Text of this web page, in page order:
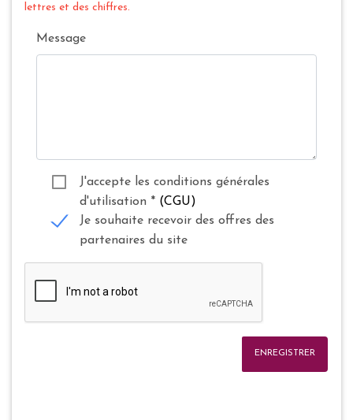
lettres et des chiffres.
Message
J'accepte les conditions générales
d'utilisation * (CGU)
Je souhaite recevoir des offres des
partenaires du site
ENREGISTRER